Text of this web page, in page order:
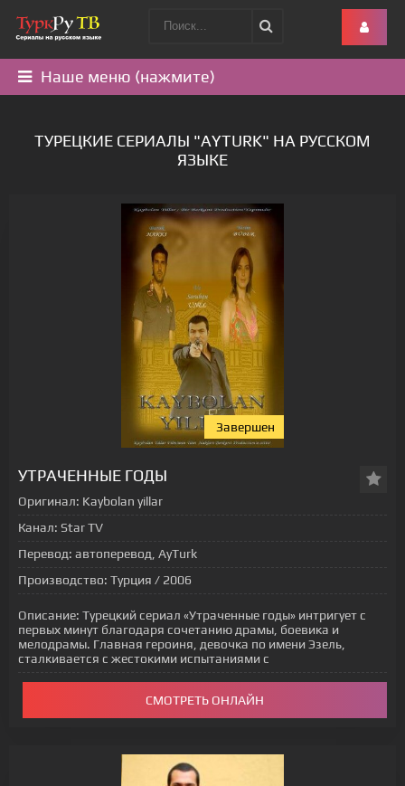
Наше меню (нажмите)
ТУРЕЦКИЕ СЕРИАЛЫ "AYTURK" НА РУССКОМ
ЯЗЫКЕ
Завершен
УТРАЧЕННЫЕ ГОДЫ
Оригинал: Kaybolan yillar
Канал: Star TV
Перевод: автоперевод, AyTurk
Производство: Турция / 2006
Описание: Турецкий сериал «Утраченные годы» интригует с
первых минут благодаря сочетанию драмы, боевика и
мелодрамы. Главная героиня, девочка по имени Эзель,
сталкивается с жестокими испытаниями с
СМОТРЕТЬ ОНЛАЙН